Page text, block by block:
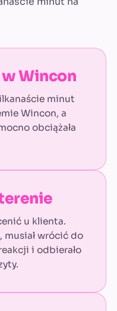
w Wincon
minut
Wincon, a
obciążała
u klienta.
musiał wrócić do
i odbierało